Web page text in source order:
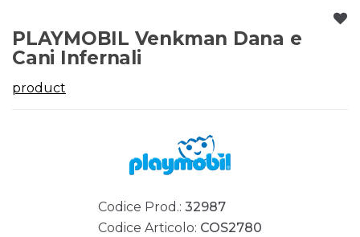
PLAYMOBIL Venkman Dana e
Cani Infernali
product
Codice Prod.: 32987
Codice Articolo: COS2780